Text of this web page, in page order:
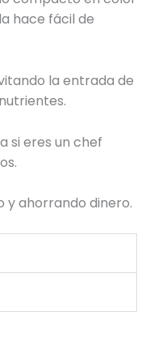
hace fácil de
la entrada de
si eres un chef
y ahorrando dinero.